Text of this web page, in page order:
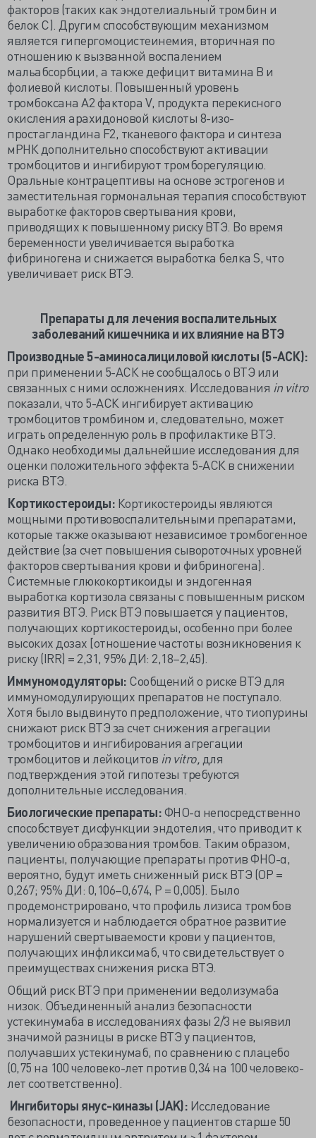
факторов (таких как эндотелиальный тромбин и
белок С). Другим способствующим механизмом
является гипергомоцистеинемия, вторичная по
отношению к вызванной воспалением
мальабсорбции, а также дефицит витамина В и
фолиевой кислоты. Повышенный уровень
тромбоксана A2 фактора V, продукта перекисного
окисления арахидоновой кислоты 8-изо-
простагландина F2, тканевого фактора и синтеза
мРНК дополнительно способствуют активации
тромбоцитов и ингибируют тромборегуляцию.
Оральные контрацептивы на основе эстрогенов и
заместительная гормональная терапия способствуют
выработке факторов свертывания крови,
приводящих к повышенному риску ВТЭ. Во время
беременности увеличивается выработка
фибриногена и снижается выработка белка S, что
увеличивает риск ВТЭ.
Препараты для лечения воспалительных
заболеваний кишечника и их влияние на ВТЭ
Производные 5-аминосалициловой кислоты (5-АСК):
при применении 5-АСК не сообщалось о ВТЭ или
связанных с ними осложнениях. Исследования in vitro
показали, что 5-АСК ингибирует активацию
тромбоцитов тромбином и, следовательно, может
играть определенную роль в профилактике ВТЭ.
Однако необходимы дальнейшие исследования для
оценки положительного эффекта 5-АСК в снижении
риска ВТЭ.
Кортикостероиды: Кортикостероиды являются
мощными противовоспалительными препаратами,
которые также оказывают независимое тромбогенное
действие (за счет повышения сывороточных уровней
факторов свертывания крови и фибриногена).
Системные глюкокортикоиды и эндогенная
выработка кортизола связаны с повышенным риском
развития ВТЭ. Риск ВТЭ повышается у пациентов,
получающих кортикостероиды, особенно при более
высоких дозах [отношение частоты возникновения к
риску (IRR) = 2,31, 95% ДИ: 2,18–2,45).
Иммуномодуляторы: Сообщений о риске ВТЭ для
иммуномодулирующих препаратов не поступало.
Хотя было выдвинуто предположение, что тиопурины
снижают риск ВТЭ за счет снижения агрегации
тромбоцитов и ингибирования агрегации
тромбоцитов и лейкоцитов in vitro, для
подтверждения этой гипотезы требуются
дополнительные исследования.
Биологические препараты:ФНО-α непосредственно
способствует дисфункции эндотелия, что приводит к
увеличению образования тромбов. Таким образом,
пациенты, получающие препараты против ФНО-α,
вероятно, будут иметь сниженный риск ВТЭ (ОР =
0,267; 95% ДИ: 0,106–0,674, Р = 0,005). Было
продемонстрировано, что профиль лизиса тромбов
нормализуется и наблюдается обратное развитие
нарушений свертываемости крови у пациентов,
получающих инфликсимаб, что свидетельствует о
преимуществах снижения риска ВТЭ.
Общий риск ВТЭ при применении ведолизумаба
низок. Объединенный анализ безопасности
устекинумаба в исследованиях фазы 2/3 не выявил
значимой разницы в риске ВТЭ у пациентов,
получавших устекинумаб, по сравнению с плацебо
(0,75 на 100 человеко-лет против 0,34 на 100 человеко-
лет соответственно).
Ингибиторы янус-киназы (JAK): Исследование
безопасности, проведенное у пациентов старше 50